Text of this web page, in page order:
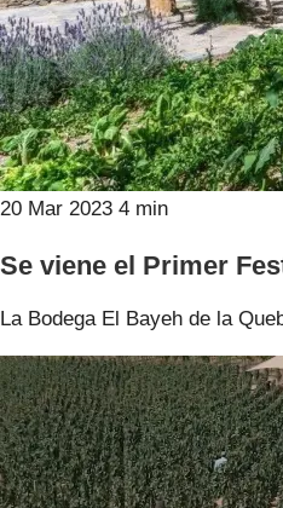
20 Mar 2023 4 min
Se viene el Primer
La Bodega El Bayeh de la